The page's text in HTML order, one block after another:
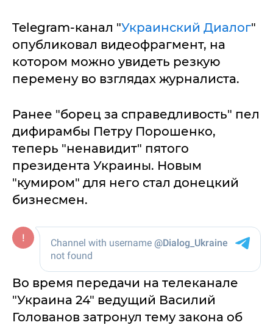
Telegram-канал "Украинский Диалог"
опубликовал видеофрагмент, на
котором можно увидеть резкую
перемену во взглядах журналиста.
Ранее "борец за справедливость" пел
дифирамбы Петру Порошенко,
теперь "ненавидит" пятого
президента Украины. Новым
"кумиром" для него стал донецкий
бизнесмен.
Во время передачи на телеканале
"Украина 24" ведущий Василий
Голованов затронул тему закона об